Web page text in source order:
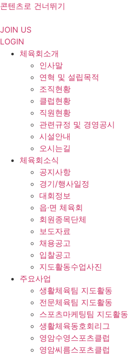
콘텐츠로 건너뛰기
JOIN US
LOGIN
체육회소개
인사말
연혁 및 설립목적
조직현황
클럽현황
직원현황
관련규정 및 경영공시
시설안내
오시는길
체육회소식
공지사항
경기/행사일정
대회정보
읍·면 체육회
회원종목단체
보도자료
채용공고
입찰공고
지도활동수업사진
주요사업
생활체육팀 지도활동
전문체육팀 지도활동
스포츠마케팅팀 지도활동
생활체육동호회리그
영암수영스포츠클럽
영암씨름스포츠클럽